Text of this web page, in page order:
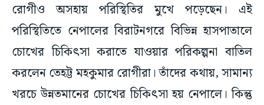
রোগীও অসহায় পরিস্থিতির মুখে পড়েছেন। এই
পরিস্থিতিতে নেপালের বিরাটনগরে বিভিন্ন হাসপাতালে
চোখের চিকিৎসা করাতে যাওয়ার পরিকল্পনা বাতিল
করলেন তেহট্ট মহকুমার রোগীরা। তাঁদের কথায়, সামান্য
খরচে উন্নতমানের চোখের চিকিৎসা হয় নেপালে। কিন্তু